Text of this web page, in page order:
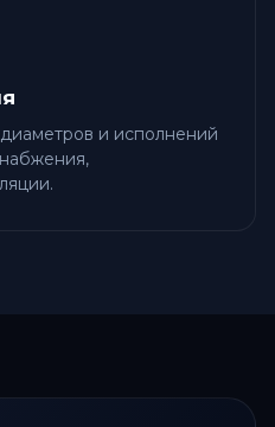
и исполнений